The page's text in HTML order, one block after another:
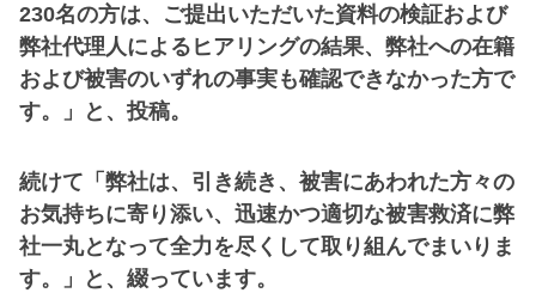
230名の方は、ご提出いただいた資料の検証および
弊社代理人によるヒアリングの結果、弊社への在籍
および被害のいずれの事実も確認できなかった方で
す。」と、投稿。
続けて「弊社は、引き続き、被害にあわれた方々の
お気持ちに寄り添い、迅速かつ適切な被害救済に弊
社一丸となって全力を尽くして取り組んでまいりま
す。」と、綴っています。